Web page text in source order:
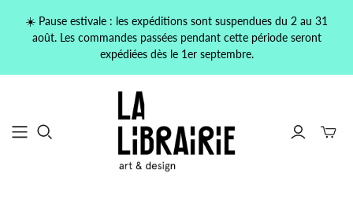
☀️ Pause estivale : les expéditions sont suspendues du 2 au 31
août. Les commandes passées pendant cette période seront
expédiées dès le 1er septembre.